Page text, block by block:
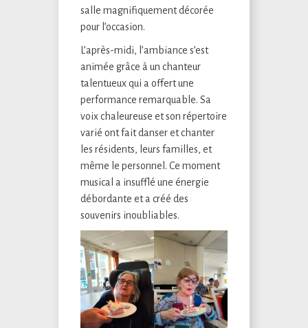
salle magnifiquement décorée
pour l’occasion.
L’après-midi, l’ambiance s’est
animée grâce à un chanteur
talentueux qui a offert une
performance remarquable. Sa
voix chaleureuse et son répertoire
varié ont fait danser et chanter
les résidents, leurs familles, et
même le personnel. Ce moment
musical a insufflé une énergie
débordante et a créé des
souvenirs inoubliables.